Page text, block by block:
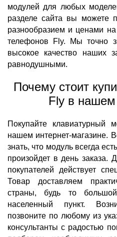
модулей для любых
разделе сайта вы можете
разнообразием и ценами
телефонов Fly. Мы точно
высокое качество наших
равнодушными.
Почему стоит
Fly в нашем
Покупайте
нашем интернет-магазине.
знать, что модуль всегда
произойдет в день заказа.
покупателей действует
Товар доставляем
страны, будь то
населенный пункт.
позвоните по любому из
консультанты с радостью